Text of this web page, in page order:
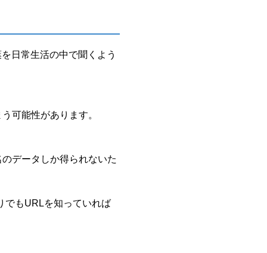
日常生活の中で聞くよう
可能性があります。
データしか得られないた
でもURLを知っていれば